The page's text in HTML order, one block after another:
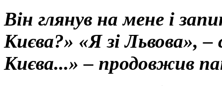
Він глянув на мене і
Києва?» «Я зі Львова»,
Києва...» – продовжив